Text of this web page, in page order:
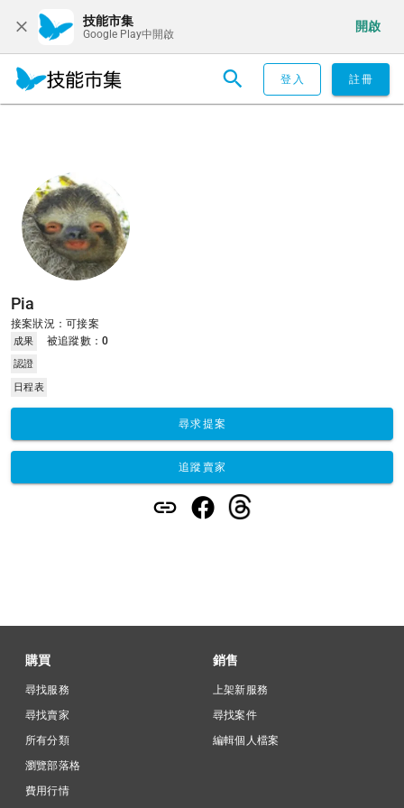
技能市集
Google Play中開啟
開啟
登入 註冊
Pia
接案狀況：可接案
成果 被追蹤數：0
認證
日程表
尋求提案
追蹤賣家
購買
尋找服務
尋找賣家
所有分類
瀏覽部落格
費用行情
銷售
上架新服務
尋找案件
編輯個人檔案